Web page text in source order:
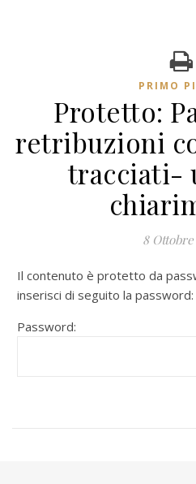
PRIMO
Protetto:
retribuzioni
tracciati-
8 Ottobre
Il contenuto è protetto da
inserisci di seguito la password:
Password: